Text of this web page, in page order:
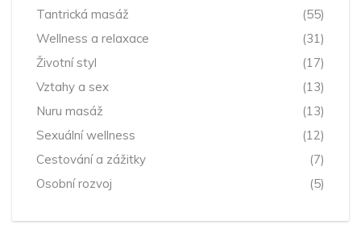
Tantrická masáž
(55)
Wellness a relaxace
(31)
Životní styl
(17)
Vztahy a sex
(13)
Nuru masáž
(13)
Sexuální wellness
(12)
Cestování a zážitky
(7)
Osobní rozvoj
(5)